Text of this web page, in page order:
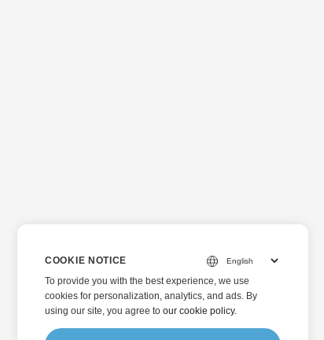
COOKIE NOTICE
To provide you with the best experience, we use
cookies for personalization, analytics, and ads. By
using our site, you agree to our cookie policy.